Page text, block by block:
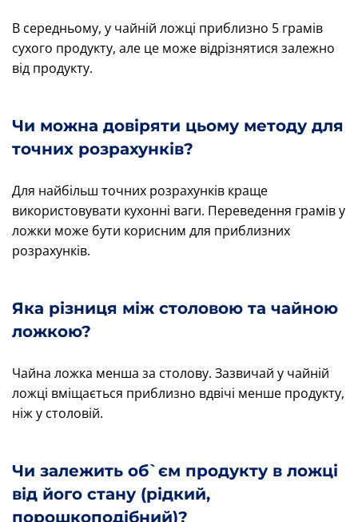
В середньому, у чайній ложці приблизно 5 грамів
сухого продукту, але це може відрізнятися залежно
від продукту.
Чи можна довіряти цьому методу для
точних розрахунків?
Для найбільш точних розрахунків краще
використовувати кухонні ваги. Переведення грамів у
ложки може бути корисним для приблизних
розрахунків.
Яка різниця між столовою та чайною
ложкою?
Чайна ложка менша за столову. Зазвичай у чайній
ложці вміщається приблизно вдвічі менше продукту,
ніж у столовій.
Чи залежить об`єм продукту в ложці
від його стану (рідкий,
порошкоподібний)?